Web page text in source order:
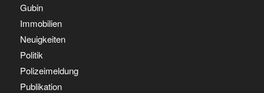
Gubin
Immobilien
Neuigkeiten
Politik
Polizeimeldung
Publikation